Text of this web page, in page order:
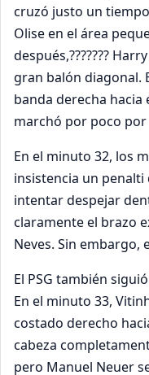
cruzó justo un
Olise en el área
después,???????
gran balón diagonal.
banda derecha hacia
marchó por poco
En el minuto 32, los
insistencia un penalti
intentar despejar
claramente el brazo
Neves. Sin embargo,
El PSG también
En el minuto 33,
costado derecho
cabeza
pero Manuel Neuer